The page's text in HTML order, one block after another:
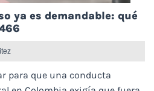
ya es demandable: qué
para que una conducta